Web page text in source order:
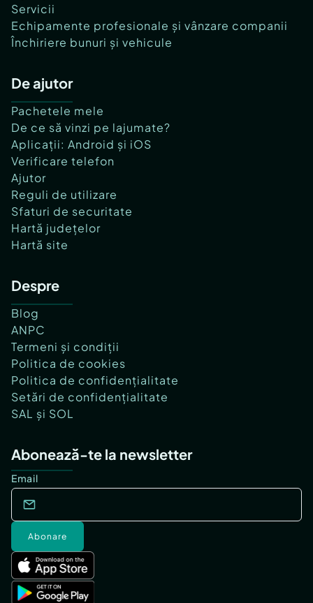
Servicii
Echipamente profesionale și vânzare companii
Închiriere bunuri și vehicule
De ajutor
Pachetele mele
De ce să vinzi pe lajumate?
Aplicații: Android și iOS
Verificare telefon
Ajutor
Reguli de utilizare
Sfaturi de securitate
Hartă județelor
Hartă site
Despre
Blog
ANPC
Termeni și condiții
Politica de cookies
Politica de confidențialitate
Setări de confidențialitate
SAL și SOL
Abonează-te la newsletter
Email
Abonare